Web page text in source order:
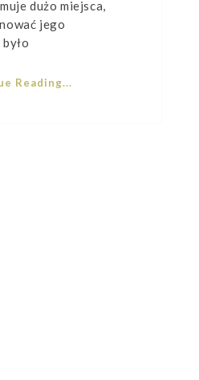
dużo miejsca,
jego
Reading...